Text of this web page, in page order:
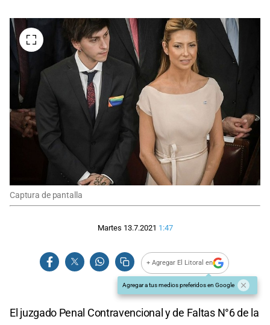
Captura de pantalla
Martes 13.7.2021 1:47
+ Agregar El Litoral en
Agregar a tus medios preferidos en Google
El juzgado Penal Contravencional y de Faltas N°6 de la